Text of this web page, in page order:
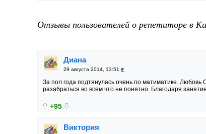
Отзывы пользователей о репетиторе в
Диана
29 августа 2014, 13:51 #
За пол года подтянулась очень по матиматике.
разабраться во всем что не понятно. Благодаря
+95
Виктория